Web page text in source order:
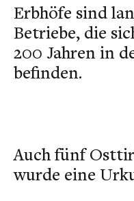
Erbhöfe sind
Betriebe, die
200 Jahren in
befinden.
Auch fünf
wurde eine